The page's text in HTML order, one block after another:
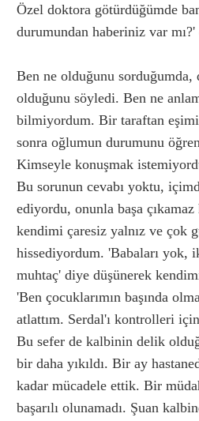
Özel doktora götürdüğümde
durumundan haberiniz var mı?'
Ben ne olduğunu sorduğumda,
olduğunu söyledi. Ben ne
bilmiyordum. Bir taraftan
sonra oğlumun durumunu
Kimseyle konuşmak
Bu sorunun cevabı yoktu,
ediyordu, onunla başa
kendimi çaresiz yalnız ve çok
hissediyordum. 'Babaları yok,
muhtaç' diye düşünerek
'Ben çocuklarımın başında
atlattım. Serdal'ı kontrolleri
Bu sefer de kalbinin delik
bir daha yıkıldı. Bir ay
kadar mücadele ettik. Bir
başarılı olunamadı. Şuan